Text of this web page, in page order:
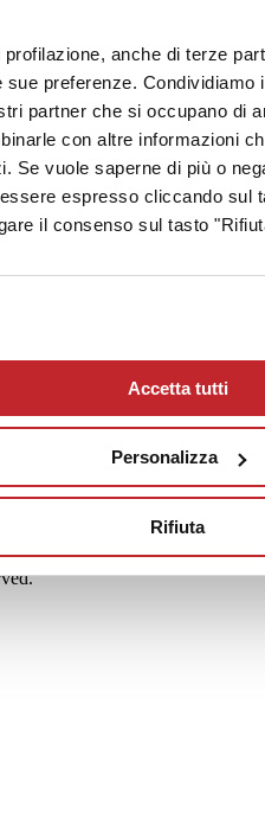
anche di terze
preferenze.
partner che si occupano di
con altre informazioni
Se vuole saperne di più o
espresso cliccando sul
il consenso sul tasto
Accetta tutti
Personalizza
Rifiuta
(MO) - Italy
REA Modena 189678